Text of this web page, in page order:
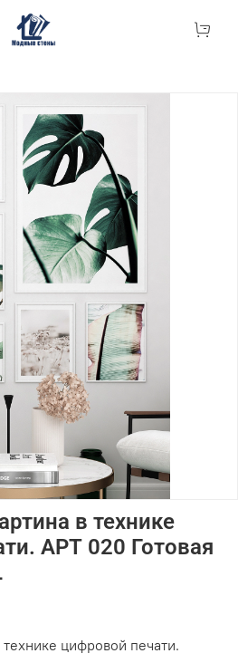
в технике
АРТ 020 Готовая
цифровой печати.